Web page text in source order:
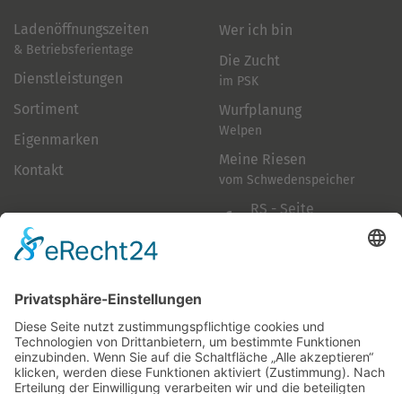
Ladenöffnungszeiten
& Betriebsferientage
Dienstleistungen
Sortiment
Eigenmarken
Kontakt
Wer ich bin
Die Zucht
im PSK
Wurfplanung
Welpen
Meine Riesen
vom Schwedenspeicher
RS - Seite
Folge mir
Zahlungsarten